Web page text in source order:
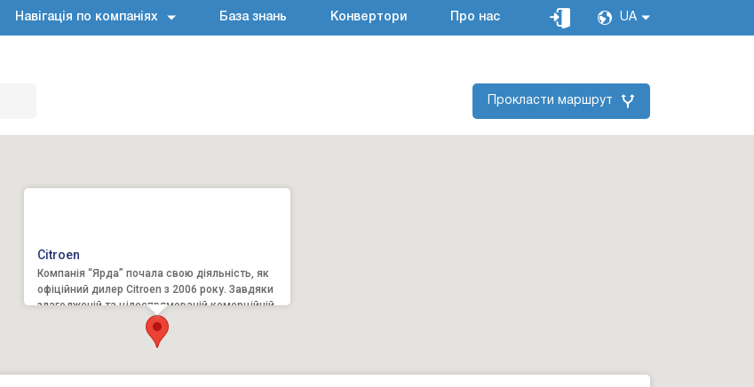
Навігація по компаніях База знань Конвертори Про нас UA
Прокласти маршрут
Citroen
Компанія “Ярда” почала свою діяльність, як
офіційний дилер Citroen з 2006 року. Завдяки
злагодженій та цілеспрямованій комерційній